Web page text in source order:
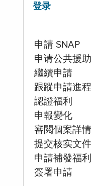
登录
申請 SNAP
申请公共援助
繼續申請
跟蹤申請進程
認證福利
申報變化
審閲個案詳情
提交核实文件
申請補發福利
簽署申請